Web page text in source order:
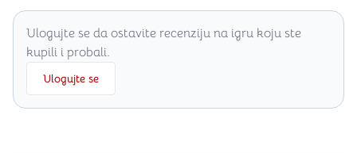
Ulogujte se da ostavite recenziju na igru koju ste
kupili i probali.
Ulogujte se